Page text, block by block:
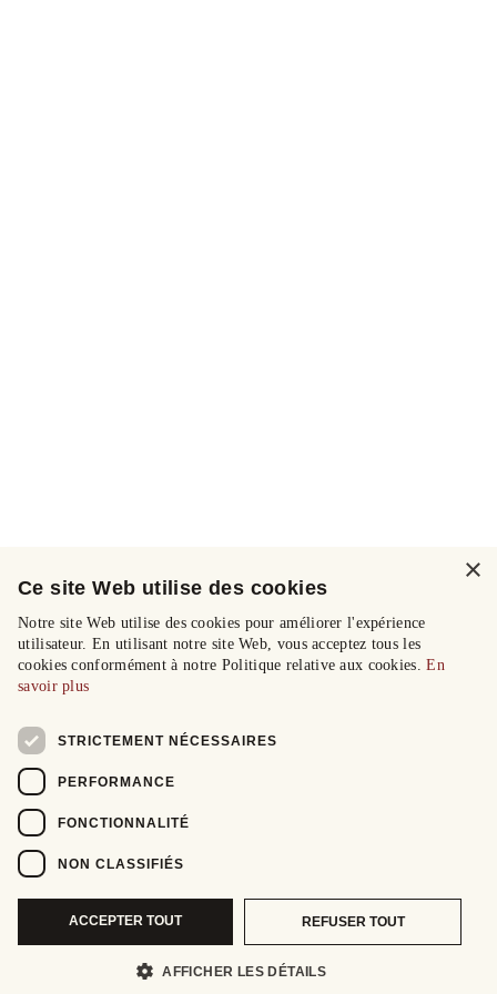
×
Ce site Web utilise des cookies
Notre site Web utilise des cookies pour améliorer l'expérience
utilisateur. En utilisant notre site Web, vous acceptez tous les
cookies conformément à notre Politique relative aux cookies.En
savoir plus
STRICTEMENT NÉCESSAIRES
PERFORMANCE
FONCTIONNALITÉ
NON CLASSIFIÉS
ACCEPTER TOUT REFUSER TOUT
AFFICHER LES DÉTAILS